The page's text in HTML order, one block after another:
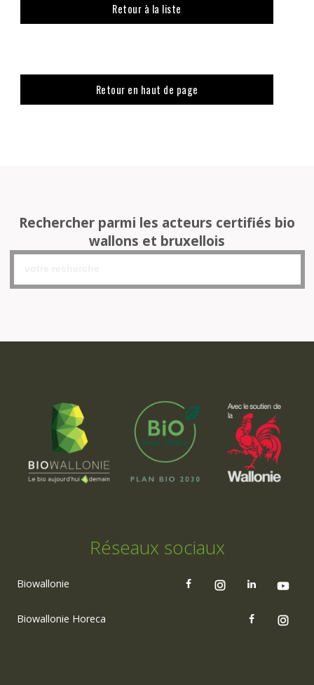
Retour à la liste
Retour en haut de page
Rechercher parmi les acteurs certifiés bio
wallons et bruxellois
Réseaux sociaux
Biowallonie
Biowallonie Horeca